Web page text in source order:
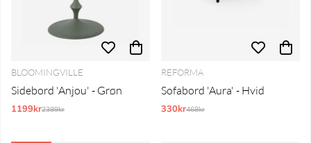
BLOOMINGVILLE
Sidebord 'Anjou' - Grøn
1199krNormalpris:
2389kr
REFORMA
Sofabord 'Aura' - Hvid
330krNormalpris:
468kr